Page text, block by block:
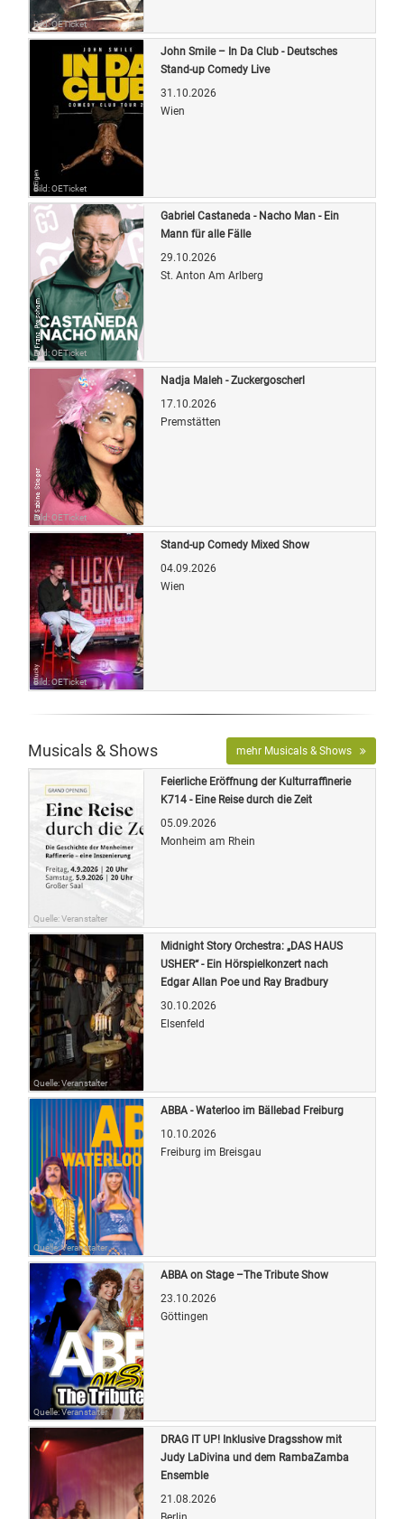
Bild: OETicket
Bild: OETicket
John Smile – In Da Club - Deutsches
Stand-up Comedy Live
31.10.2026
Wien
Bild: OETicket
Gabriel Castaneda - Nacho Man - Ein
Mann für alle Fälle
29.10.2026
St. Anton Am Arlberg
Bild: OETicket
Nadja Maleh - Zuckergoscherl
17.10.2026
Premstätten
Bild: OETicket
Stand-up Comedy Mixed Show
04.09.2026
Wien
Musicals & Shows mehr Musicals & Shows
Quelle: Veranstalter
Feierliche Eröffnung der Kulturraffinerie
K714 - Eine Reise durch die Zeit
05.09.2026
Monheim am Rhein
Quelle: Veranstalter
Midnight Story Orchestra: „DAS HAUS
USHER“ - Ein Hörspielkonzert nach
Edgar Allan Poe und Ray Bradbury
30.10.2026
Elsenfeld
Quelle: Veranstalter
ABBA - Waterloo im Bällebad Freiburg
10.10.2026
Freiburg im Breisgau
Quelle: Veranstalter
ABBA on Stage –The Tribute Show
23.10.2026
Göttingen
DRAG IT UP! Inklusive Dragsshow mit
Judy LaDivina und dem RambaZamba
Ensemble
21.08.2026